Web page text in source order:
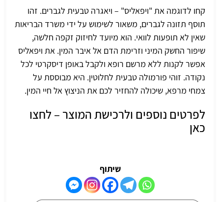
קחו לדוגמה את "ויפאליס" – ויאגרה טבעית לגברים. זהו
תוסף תזונה לגברים, משאור לשימוש על ידי משרד הבריאות
שאין לא תופעות לוואי. הוא מיועד לחיזוק זקפה חלשה,
שיפור החשק המיני וזרימת הדם אל איבר המין. את ויפאליס
אפשר לקנות ללא מרשם רופא ולקבל באופן דיסקרטי לכל
נקודה. זוהי פורמולה טבעית לחלוטין. היא מבוססת על
צמחי מרפא, שיכולה להחזיר לכם את הניצוץ אל חיי המין.
לפרטים נוספים ולרכישת המוצר – לחצו
כאן
שיתוף